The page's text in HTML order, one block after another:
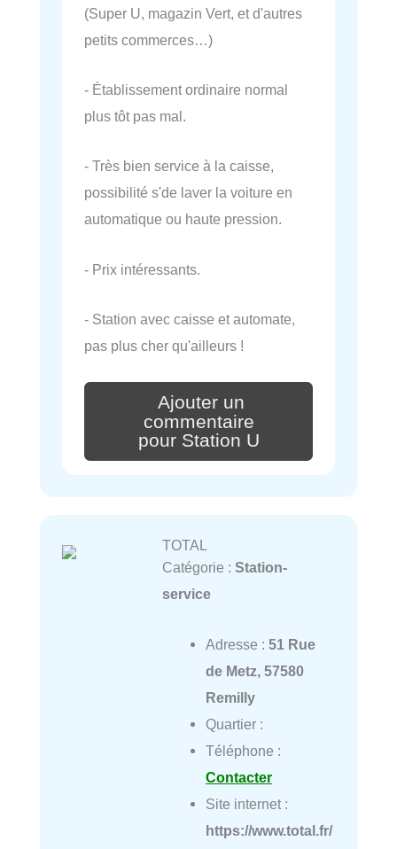
(Super U, magazin Vert, et d'autres
petits commerces…)
- Établissement ordinaire normal
plus tôt pas mal.
- Très bien service à la caisse,
possibilité s'de laver la voiture en
automatique ou haute pression.
- Prix intéressants.
- Station avec caisse et automate,
pas plus cher qu'ailleurs !
Ajouter un
commentaire
pour Station U
TOTAL
Catégorie : Station-
service
Adresse : 51 Rue
de Metz, 57580
Remilly
Quartier :
Téléphone :
Contacter
Site internet :
https://www.total.fr/